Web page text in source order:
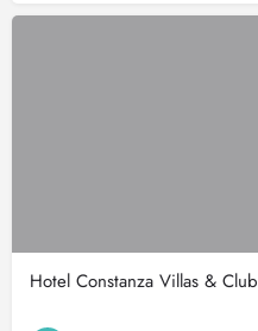
Hotel Constanza Villas & Club